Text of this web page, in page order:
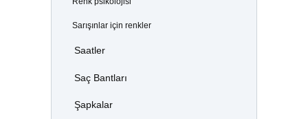
Sarışınlar için renkler
Saatler
Saç Bantları
Şapkalar